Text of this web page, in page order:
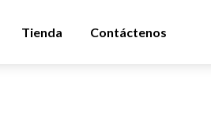
Tienda Contáctenos